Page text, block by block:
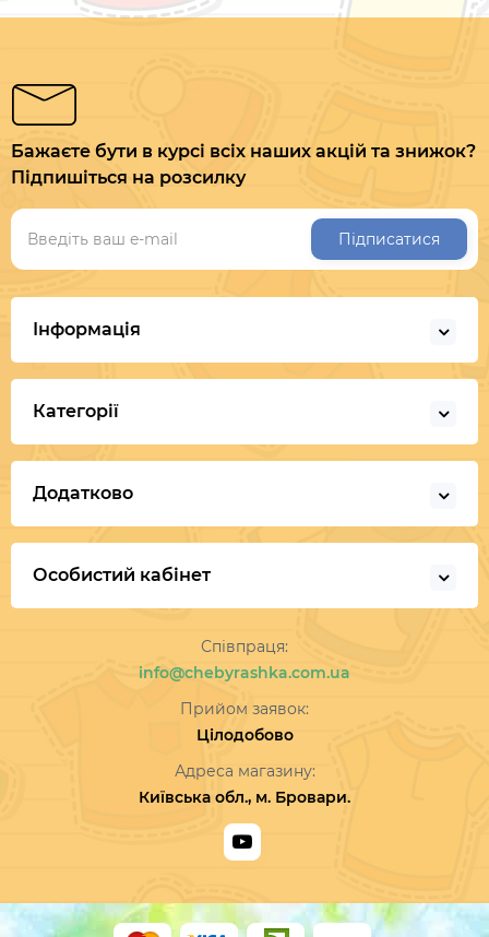
Бажаєте бути в курсі всіх наших акцій та знижок?
Підпишіться на розсилку
Підписатися
Інформація
Категорії
Додатково
Особистий кабінет
Співпраця:
info@chebyrashka.com.ua
Прийом заявок:
Цілодобово
Адреса магазину:
Київська обл., м. Бровари.